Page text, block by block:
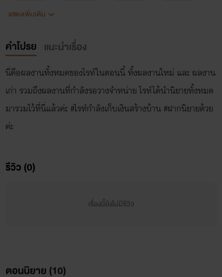
์nc
18+++
แสดงเพิ่มเติม
คำโปรย แนะนำเรื่อง
นี่คือผลงานทั้งหมดของไรท์ในตอนนี้ ทั้งผลงานใหม่ และ ผลงาน
เก่า รวมถึงผลงานที่กำลังรอวางจำหน่าย ไรท์ได้นำนิยายทั้งหมด
มารวมไว้ที่นี่แล้วค่ะ #ไรท์กำลังเก็บเงินสร้างบ้าน #ฝากนิยายด้วย
ค่ะ
รีวิว (0)
เรื่องนี้ยังไม่มีรีวิว
ตอนนิยาย (10)